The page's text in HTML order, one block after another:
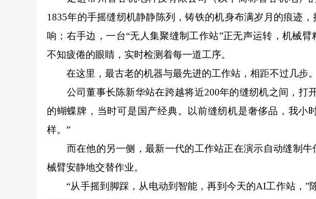
1835年的手摇缝纫机静静陈列，铸铁的机身布满岁月的痕迹
响；右手边，一台“无人集聚缝制工作站”正无声运转，机械
不知疲倦的眼睛，实时检测着每一道工序。
在这里，最古老的机器与最先进的工作站，相距不过几步。
公司董事长陈新华站在跨越将近200年的缝纫机之间，打
的蝴蝶牌，当时可是国产经典。以前缝纫机是奢侈品，我小
样。”
而在他的另一侧，最新一代的工作站正在演示自动缝制牛
械臂安静地交替作业。
“从手摇到脚踩，从电动到智能，再到今天的AI工作站，”